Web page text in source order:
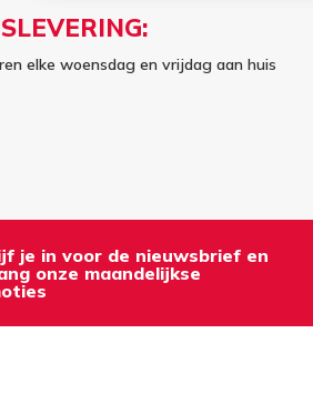
elke woensdag en vrijdag aan huis
je in voor de nieuwsbrief en
onze maandelijkse